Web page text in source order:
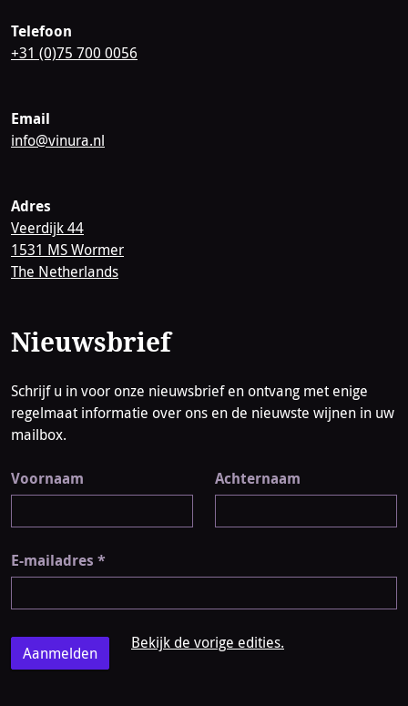
Telefoon
+31 (0)75 700 0056
Email
info@vinura.nl
Adres
Veerdijk 44
1531 MS Wormer
The Netherlands
Nieuwsbrief
Schrijf u in voor onze nieuwsbrief en ontvang met enige
regelmaat informatie over ons en de nieuwste wijnen in uw
mailbox.
Voornaam Achternaam
E-mailadres *
Bekijk de vorige edities.